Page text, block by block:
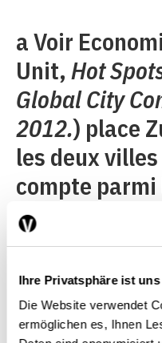
Ihre Privatsphäre ist
Die Website verwendet
ermöglichen es, Ihnen
a Voir
Unit, Hot
Global City
2012.) place
les deux
compte
l’indicateur des
n’est pas le
Suisse